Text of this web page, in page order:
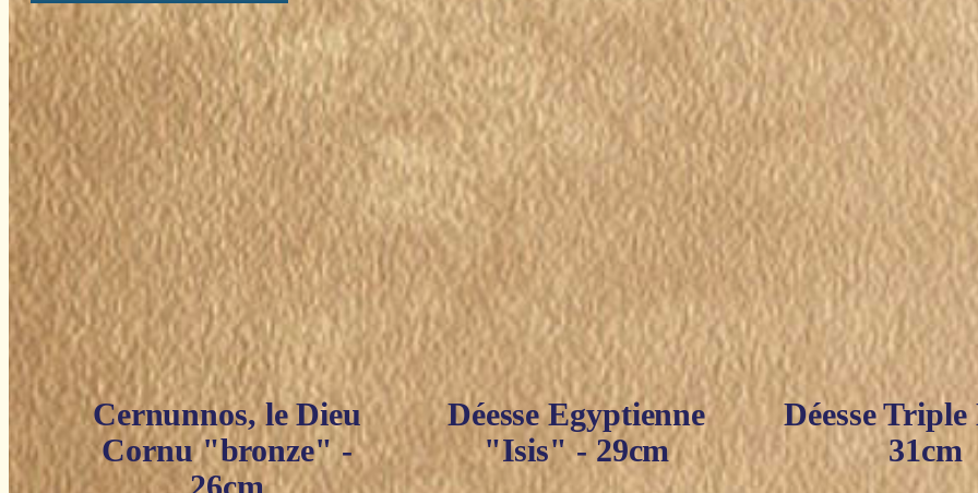
Cernunnos, le Dieu
Cornu "bronze" -
Déesse Egyptienne
"Isis" - 29cm
Déesse
31cm